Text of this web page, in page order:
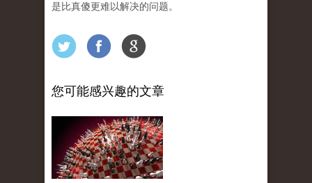
是比真傻更难以解决的问题。
您可能感兴趣的文章